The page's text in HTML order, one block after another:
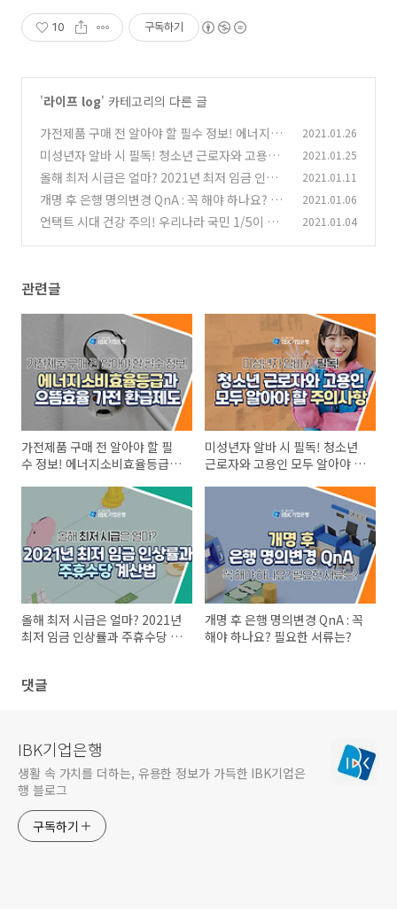
10 구독하기
'라이프 log' 카테고리의 다른 글
가전제품 구매 전 알아야 할 필수 정보! 에너지소
비효율등급과 으뜸효율 가전 환급제도
(0)
2021.01.26
미성년자 알바 시 필독! 청소년 근로자와 고용인
모두 알아야 할 주의사항 (0)
2021.01.25
올해 최저 시급은 얼마? 2021년 최저 임금 인상
률과 주휴수당 계산법 (0)
2021.01.11
개명 후 은행 명의변경 QnA : 꼭 해야 하나요? 필
요한 서류는?
(0)
2021.01.06
언택트 시대 건강 주의! 우리나라 국민 1/5이 앓
2021.01.04
관련글
가전제품 구매 전 알아야 할 필
수 정보! 에너지소비효율등급과
미성년자 알바 시 필독! 청소년
근로자와 고용인 모두 알아야 할
올해 최저 시급은 얼마? 2021년
최저 임금 인상률과 주휴수당 계
개명 후 은행 명의변경 QnA : 꼭
해야 하나요? 필요한 서류는?
댓글
IBK기업은행
생활 속 가치를 더하는, 유용한 정보가 가득한 IBK기업은
행 블로그
구독하기